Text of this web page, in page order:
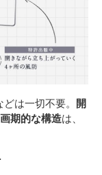
は一切不要。 開
期的な構造は、